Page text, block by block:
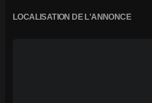
LOCALISATION DE L'ANNONCE